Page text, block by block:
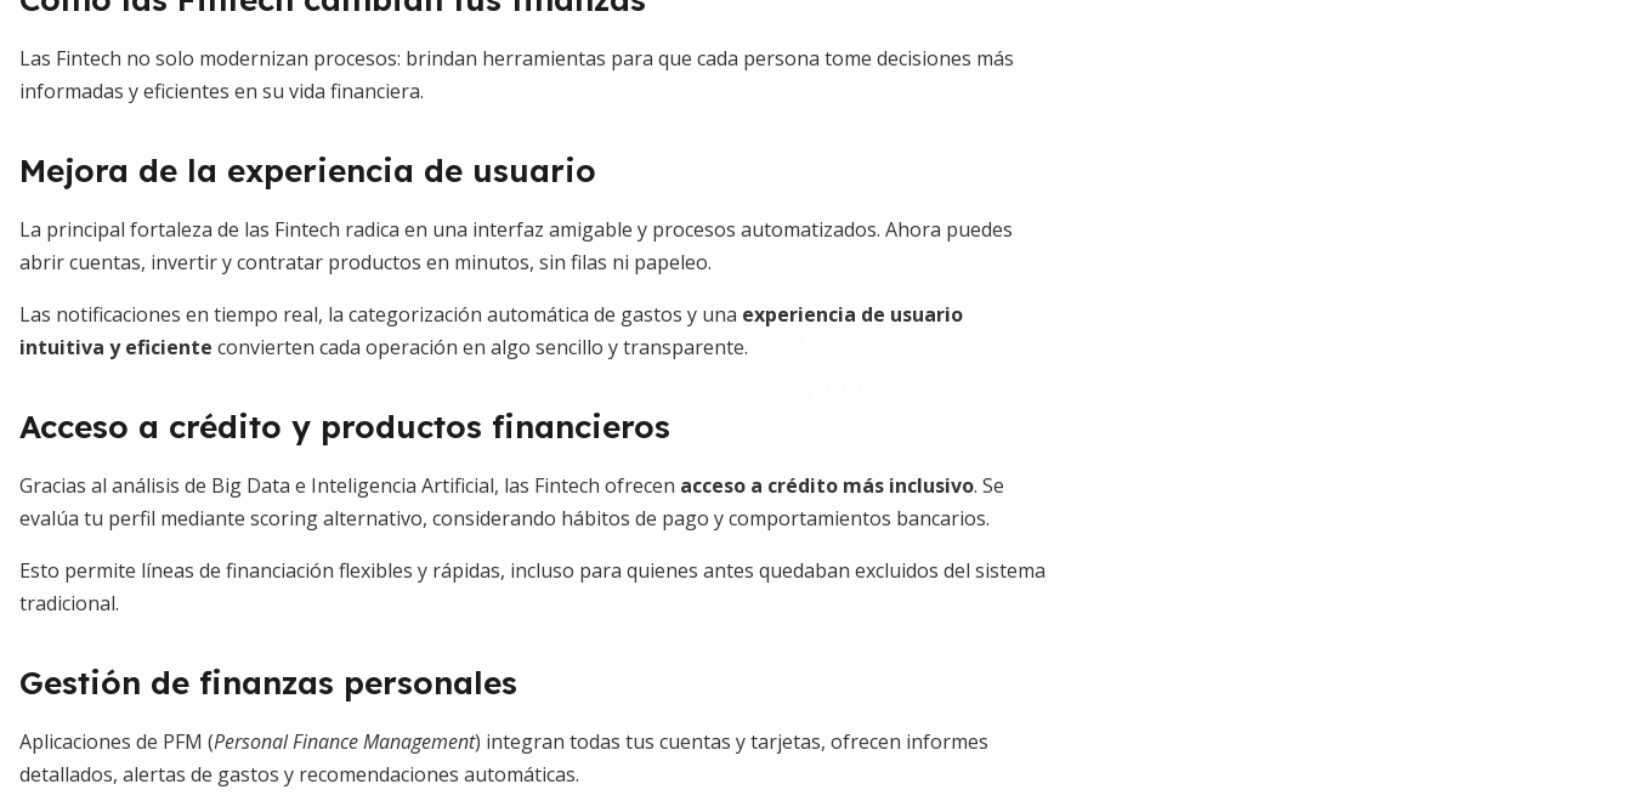
Las Fintech no solo modernizan procesos: brindan herramientas para que cada persona tome decisiones más
informadas y eficientes en su vida financiera.
Mejora de la experiencia de usuario
La principal fortaleza de las Fintech radica en una interfaz amigable y procesos automatizados. Ahora puedes
abrir cuentas, invertir y contratar productos en minutos, sin filas ni papeleo.
Las notificaciones en tiempo real, la categorización automática de gastos y una experiencia de usuario
intuitiva y eficiente convierten cada operación en algo sencillo y transparente.
Acceso a crédito y productos financieros
Gracias al análisis de Big Data e Inteligencia Artificial, las Fintech ofrecen acceso a crédito más inclusivo. Se
evalúa tu perfil mediante scoring alternativo, considerando hábitos de pago y comportamientos bancarios.
Esto permite líneas de financiación flexibles y rápidas, incluso para quienes antes quedaban excluidos del sistema
tradicional.
Gestión de finanzas personales
Aplicaciones de PFM (Personal Finance Management) integran todas tus cuentas y tarjetas, ofrecen informes
detallados, alertas de gastos y recomendaciones automáticas.